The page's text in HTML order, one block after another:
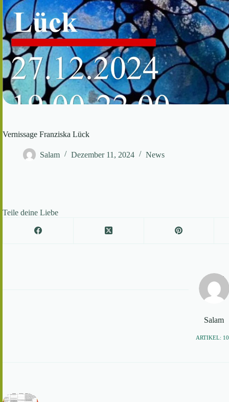
Vernissage Franziska Lück
Salam Dezember 11, 2024 News
Teile deine Liebe
Salam
ARTIKEL: